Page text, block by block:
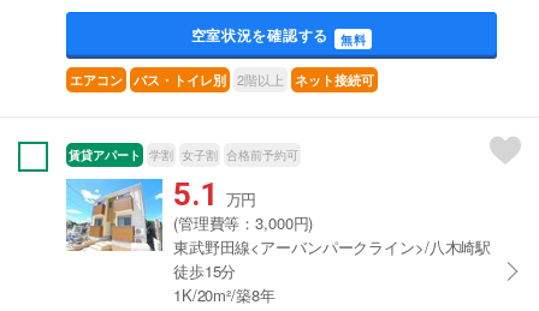
空室状況を確認する 無料
エアコン バス・トイレ別 2階以上 ネット接続可
賃貸アパート 学割 女子割 合格前予約可
5.1 万円
(管理費等：3,000円)
東武野田線<アーバンパークライン>/八木崎駅
徒歩15分
1K/20m²/築8年